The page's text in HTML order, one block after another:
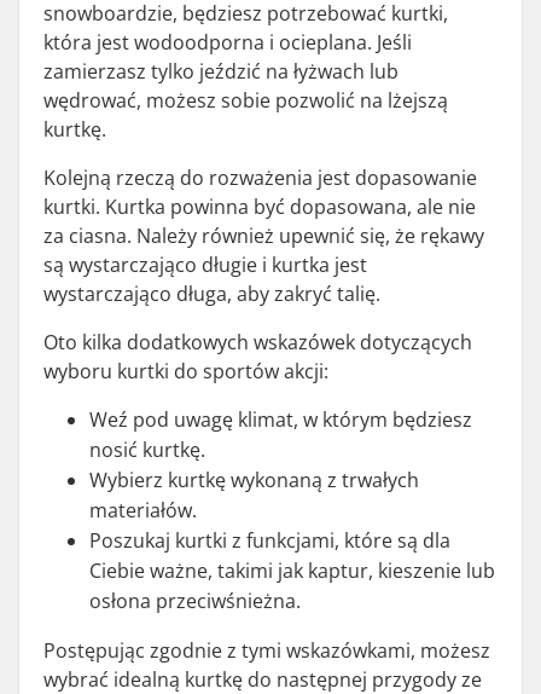
snowboardzie, będziesz potrzebować kurtki,
która jest wodoodporna i ocieplana. Jeśli
zamierzasz tylko jeździć na łyżwach lub
wędrować, możesz sobie pozwolić na lżejszą
kurtkę.
Kolejną rzeczą do rozważenia jest dopasowanie
kurtki. Kurtka powinna być dopasowana, ale nie
za ciasna. Należy również upewnić się, że rękawy
są wystarczająco długie i kurtka jest
wystarczająco długa, aby zakryć talię.
Oto kilka dodatkowych wskazówek dotyczących
wyboru kurtki do sportów akcji:
Weź pod uwagę klimat, w którym będziesz
nosić kurtkę.
Wybierz kurtkę wykonaną z trwałych
materiałów.
Poszukaj kurtki z funkcjami, które są dla
Ciebie ważne, takimi jak kaptur, kieszenie lub
osłona przeciwśnieżna.
Postępując zgodnie z tymi wskazówkami, możesz
wybrać idealną kurtkę do następnej przygody ze